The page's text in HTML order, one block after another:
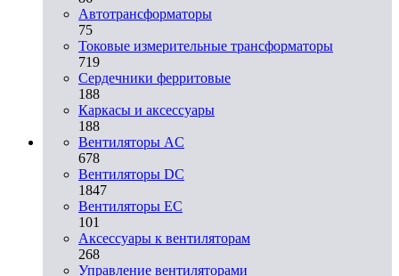
Автотрансформаторы
75
Токовые измерительные трансформаторы
719
Сердечники ферритовые
188
Каркасы и аксессуары
188
Вентиляторы AC
678
Вентиляторы DC
1847
Вентиляторы EC
101
Аксессуары к вентиляторам
268
Управление вентиляторами